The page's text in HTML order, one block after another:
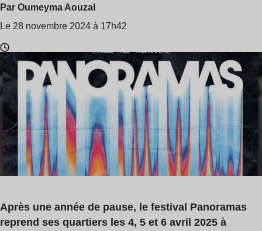
Par Oumeyma Aouzal
Le 28 novembre 2024 à 17h42
Temps
de
lecture
min
Après une année de pause, le festival Panoramas
reprend ses quartiers les 4, 5 et 6 avril 2025 à